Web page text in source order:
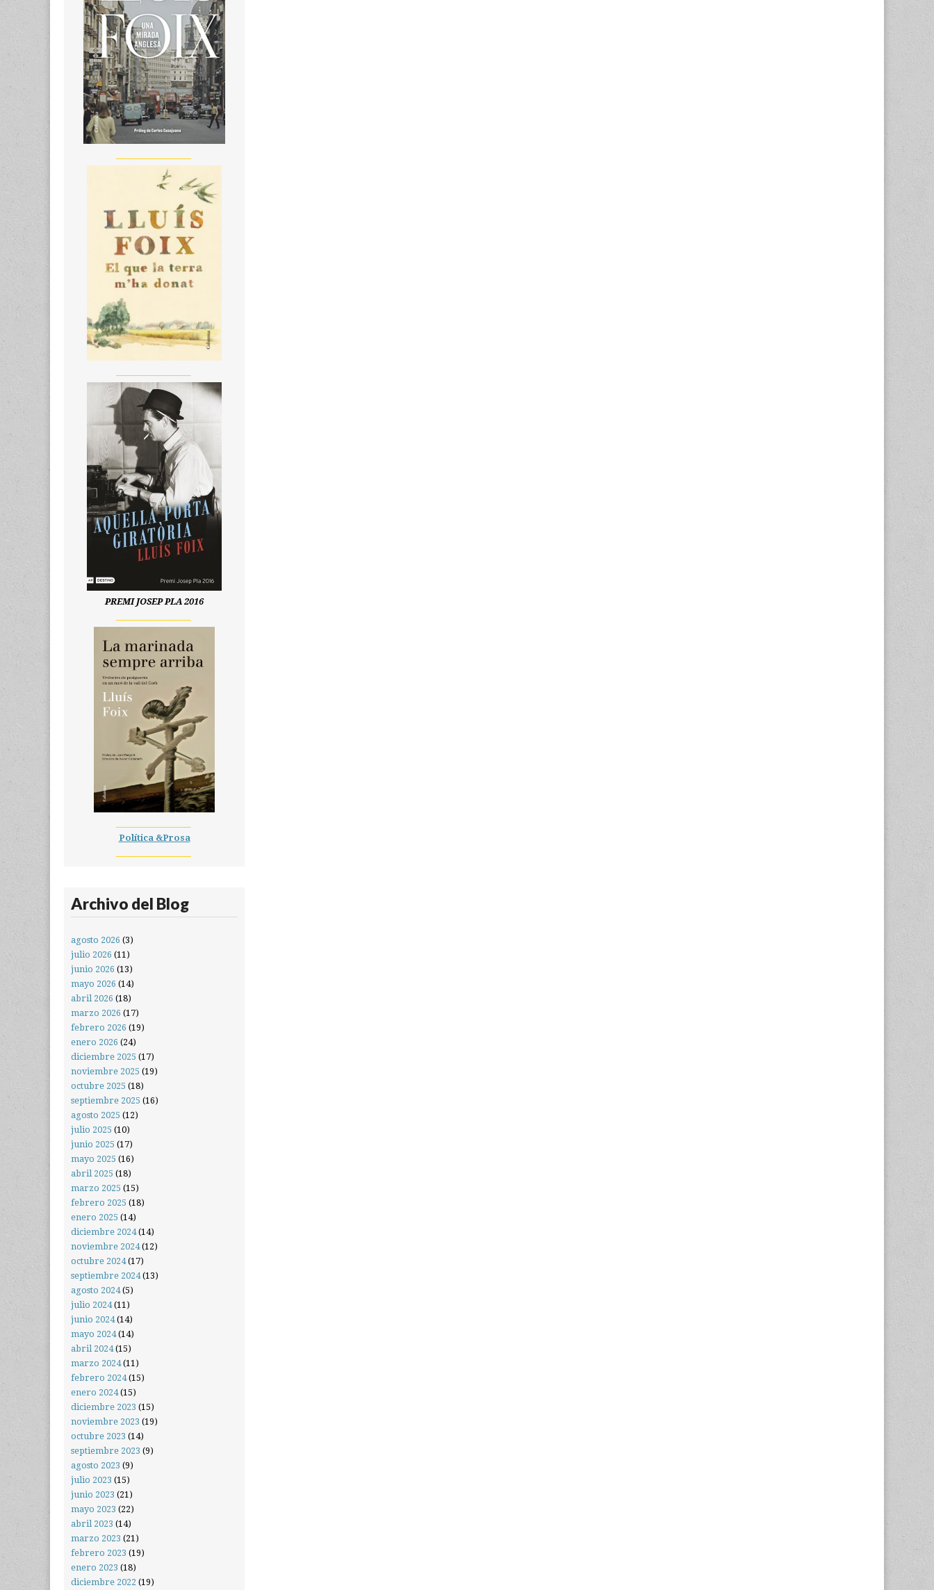
PREMI JOSEP PLA 2016
Política &Prosa
Archivo del Blog
agosto 2026 (3)
julio 2026 (11)
junio 2026 (13)
mayo 2026 (14)
abril 2026 (18)
marzo 2026 (17)
febrero 2026 (19)
enero 2026 (24)
diciembre 2025 (17)
noviembre 2025 (19)
octubre 2025 (18)
septiembre 2025 (16)
agosto 2025 (12)
julio 2025 (10)
junio 2025 (17)
mayo 2025 (16)
abril 2025 (18)
marzo 2025 (15)
febrero 2025 (18)
enero 2025 (14)
diciembre 2024(14)
noviembre 2024(12)
octubre 2024(17)
septiembre 2024(13)
agosto 2024(5)
julio 2024(11)
junio 2024(14)
mayo 2024(14)
abril 2024(15)
marzo 2024(11)
febrero 2024(15)
enero 2024(15)
diciembre 2023 (15)
noviembre 2023 (19)
octubre 2023 (14)
septiembre 2023 (9)
agosto 2023 (9)
julio 2023 (15)
junio 2023 (21)
mayo 2023 (22)
abril 2023 (14)
marzo 2023 (21)
febrero 2023 (19)
enero 2023 (18)
diciembre 2022 (19)